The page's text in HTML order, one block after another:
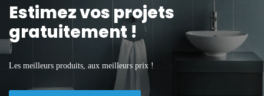
Estimez vos projets
gratuitement !
Les meilleurs produits, aux meilleurs prix !